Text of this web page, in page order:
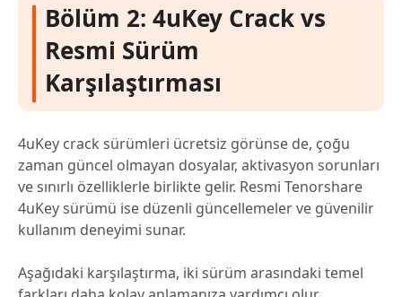
Bölüm 2: 4uKey Crack vs
Resmi Sürüm
Karşılaştırması
4uKey crack sürümleri ücretsiz görünse de, çoğu
zaman güncel olmayan dosyalar, aktivasyon sorunları
ve sınırlı özelliklerle birlikte gelir. Resmi Tenorshare
4uKey sürümü ise düzenli güncellemeler ve güvenilir
kullanım deneyimi sunar.
Aşağıdaki karşılaştırma, iki sürüm arasındaki temel